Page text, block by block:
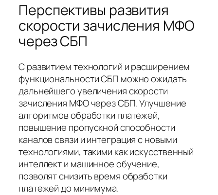
Перспективы развития
скорости зачисления МФО
через СБП
С развитием технологий и расширением
функциональности СБП можно ожидать
дальнейшего увеличения скорости
зачисления МФО через СБП. Улучшение
алгоритмов обработки платежей,
повышение пропускной способности
каналов связи и интеграция с новыми
технологиями, такими как искусственный
интеллект и машинное обучение,
позволят снизить время обработки
платежей до минимума.